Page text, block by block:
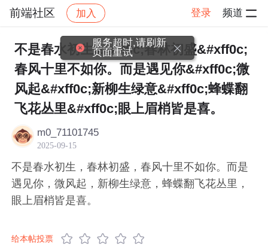
前端社区 加入 登录 频道
社区 前端社区 感慨 帖子详情
不是春水初生&#xff0c;春林初盛&#xff0c;
春风十里不如你。而是遇见你&#xff0c;微
风起&#xff0c;新柳生绿意&#xff0c;蜂蝶翻
飞花丛里&#xff0c;眼上眉梢皆是喜。
m0_71101745
2025-09-15
不是春水初生，春林初盛，春风十里不如你。而是
遇见你，微风起，新柳生绿意，蜂蝶翻飞花丛里，
眼上眉梢皆是喜。
给本帖投票
服务超时,请刷新
页面重试